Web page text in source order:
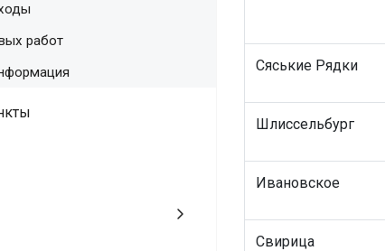
работ
Сяськие Рядки
Шлиссельбург
Ивановское
Свирица